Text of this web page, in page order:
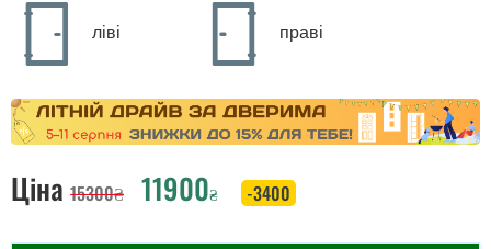
ліві праві
Ціна 15300₴ 11900₴ -3400